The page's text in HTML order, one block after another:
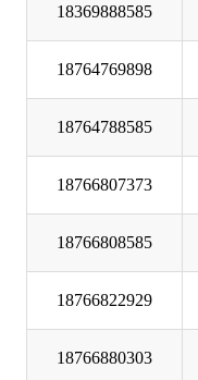
18369888585
18764769898
18764788585
18766807373
18766808585
18766822929
18766880303